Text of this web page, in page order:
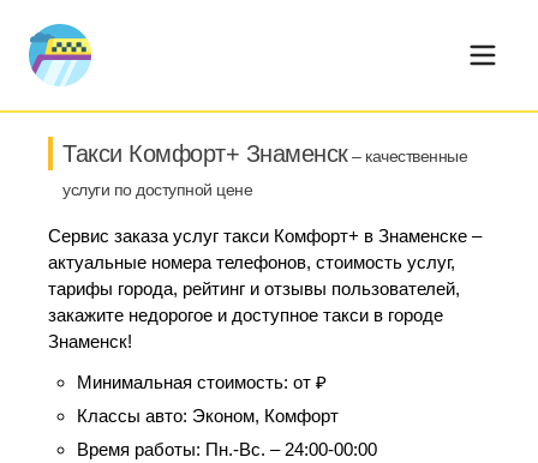
Такси Комфорт+ Знаменск– качественные
услуги по доступной цене
Сервис заказа услуг такси Комфорт+ в Знаменске –
актуальные номера телефонов, стоимость услуг,
тарифы города, рейтинг и отзывы пользователей,
закажите недорогое и доступное такси в городе
Знаменск!
Минимальная стоимость: от ₽
Классы авто: Эконом, Комфорт
Время работы: Пн.-Вс. – 24:00-00:00